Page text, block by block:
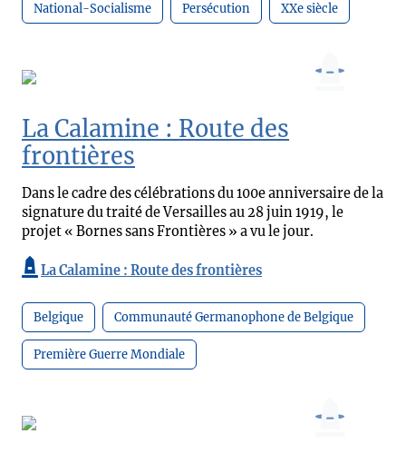
National-Socialisme Persécution XXe siècle
La Calamine : Route des
frontières
Dans le cadre des célébrations du 100e anniversaire de la
signature du traité de Versailles au 28 juin 1919, le
projet « Bornes sans Frontières » a vu le jour.
La Calamine : Route des frontières
Belgique Communauté Germanophone de Belgique
Première Guerre Mondiale